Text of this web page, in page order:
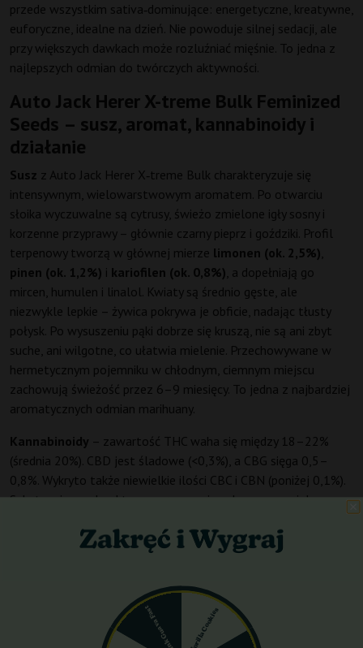
przede wszystkim sativa‑dominujące: energetyczne, kreatywne,
euforyczne, idealne na dzień. Nie powoduje silnej sedacji, ale
przy większych dawkach może rozluźniać mięśnie. To jedna z
najlepszych odmian do twórczych aktywności.
Auto Jack Herer X-treme Bulk Feminized
Seeds – susz, aromat, kannabinoidy i
działanie
Susz z Auto Jack Herer X‑treme Bulk charakteryzuje się
intensywnym, wielowarstwowym aromatem. Po otwarciu
słoika wyczuwalne są cytrusy, świeżo zmielone igły sosny i
korzenne przyprawy – głównie czarny pieprz i goździki. Profil
terpenowy tworzą w głównej mierze limonen (ok. 2,5%)
pinen (ok. 1,2%) i kariofilen (ok. 0,8%) , a dopełniają go
mircen, humulen i linalol. Kwiaty są średnio gęste, ale
niezwykle lepkie – żywica pokrywa je obficie, nadając tłusty
połysk. Po wysuszeniu pąki dobrze się kruszą, nie są ani zbyt
suche, ani wilgotne, co ułatwia mielenie. Przechowywane w
hermetycznym pojemniku w chłodnym, ciemnym miejscu
zachowują świeżość przez 6–9 miesięcy. To jedna z najbardziej
aromatycznych odmian marihuany.
Kannabinoidy – zawartość THC waha się między 18–22%
(średnia 20%). CBD jest śladowe (<0,3%), a CBG sięga 0,5–
0,8%. Wykryto także niewielkie ilości CBC i CBN (poniżej 0,1%).
Substancje psychoaktywne są prawnie zakazane w wielu
pojawia się już po 5–10 minutach od inhalacji i
faza mentalna: euforia, wzrost kreatywności, rozmowność,
lekki „head high”. Między 60. a 120. minutą odczuwalne jest
przyjemne rozluźnienie ciała – nie tyle sedacyjne, co musujące,
Gorilla Cookies
Pink Guava Fast